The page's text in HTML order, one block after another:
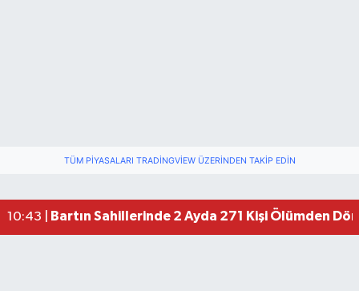
TÜM PIYASALARI TRADINGVIEW ÜZERINDEN TAKIP EDIN
10:43 | Bartın Sahillerinde 2 Ayda 271 Kişi Ölümden